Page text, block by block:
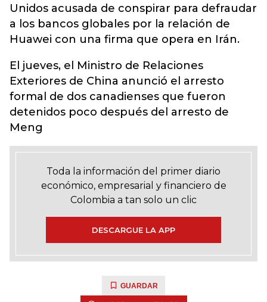
Unidos acusada de conspirar para defraudar
a los bancos globales por la relación de
Huawei con una firma que opera en Irán.
El jueves, el Ministro de Relaciones
Exteriores de China anunció el arresto
formal de dos canadienses que fueron
detenidos poco después del arresto de
Meng
Toda la información del primer diario
económico, empresarial y financiero de
Colombia a tan solo un clic
DESCARGUE LA APP
GUARDAR